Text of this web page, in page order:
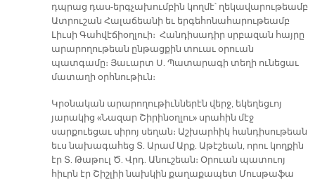
դպրաց դաս-երգչախումբին կողմէ՝ ղեկավարութեամբ
Ատրուշան Հալաճեանի եւ երգեհոնահարութեամբ
Լիւսի Գահվէճիօղլուի։ Հանդիսադիր սրբազան հայրը
արարողութեան ընթացքին տուաւ օրուան
պատգամը։ Յաւարտ Ս. Պատարագի տեղի ունեցաւ
մատաղի օրհնութիւն։
Կրօնական արարողութիւններէն վերջ, եկեղեցւոյ
յարակից «Նազար Շիրինօղլու» սրահին մէջ
սարքուեցաւ սիրոյ սեղան։ Աշխարհիկ հանդիսութեան
եւս նախագահեց Տ. Արամ Արք. Աթէշեան, որու կողքին
էր Տ. Թաթուլ Ծ. Վրդ. Անուշեան։ Օրուան պատուոյ
հիւրն էր Շիշլիի նախկին քաղաքապետ Մուսթաֆա